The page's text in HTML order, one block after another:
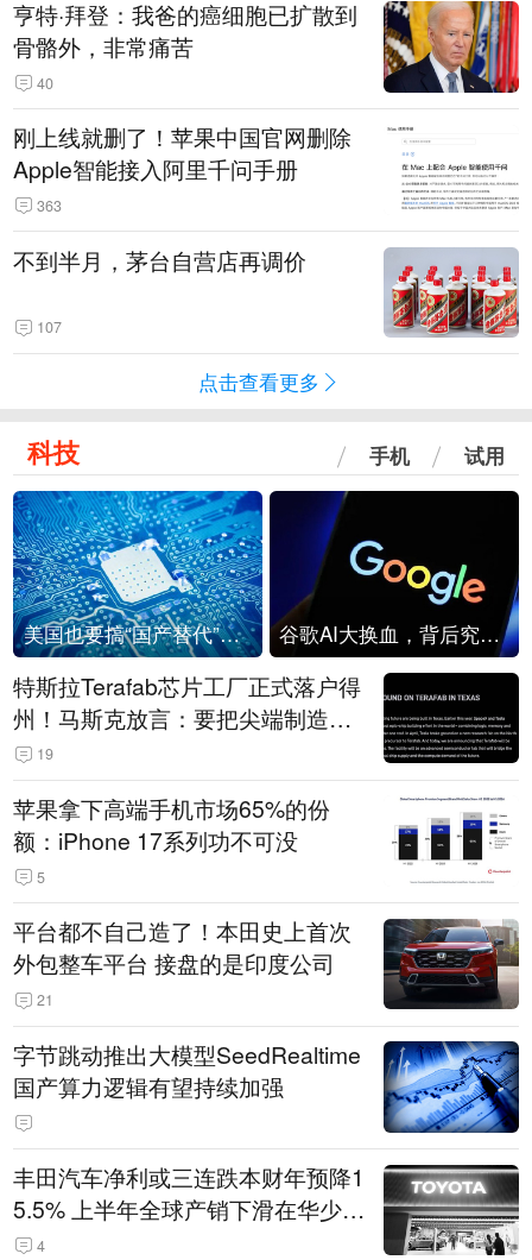
亨特·拜登：我爸的癌细胞已扩散到
骨骼外，非常痛苦
40
刚上线就删了！苹果中国官网删除
Apple智能接入阿里千问手册
363
不到半月，茅台自营店再调价
107
点击查看更多
科技 手机 试用
美国也要搞“国产替代”？先算清三笔账 谷歌AI大换血，背后究竟发生了什么？
特斯拉Terafab芯片工厂正式落户得
州！马斯克放言：要把尖端制造带
回美国
19
苹果拿下高端手机市场65%的份
额：iPhone 17系列功不可没
5
平台都不自己造了！本田史上首次
外包整车平台 接盘的是印度公司
21
字节跳动推出大模型SeedRealtime
国产算力逻辑有望持续加强
丰田汽车净利或三连跌本财年预降1
5.5% 上半年全球产销下滑在华少卖
14.3万辆
4